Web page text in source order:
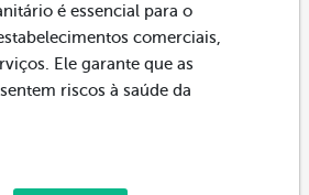
é essencial para o
comerciais,
Ele garante que as
riscos à saúde da